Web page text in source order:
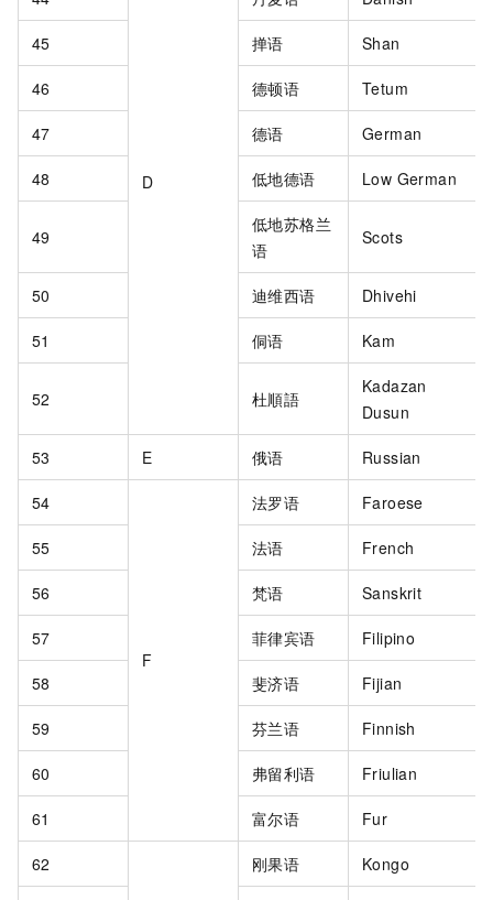
D
45 掸语 Shan
46 德顿语 Tetum
47 德语 German
48 低地德语 Low German
49
低地苏格兰
语
Scots
50 迪维西语 Dhivehi
51 侗语 Kam
52 杜順語
Kadazan
Dusun
53 E 俄语 Russian
54
F
法罗语 Faroese
55 法语 French
56 梵语 Sanskrit
57 菲律宾语 Filipino
58 斐济语 Fijian
59 芬兰语 Finnish
60 弗留利语 Friulian
61 富尔语 Fur
62 刚果语 Kongo